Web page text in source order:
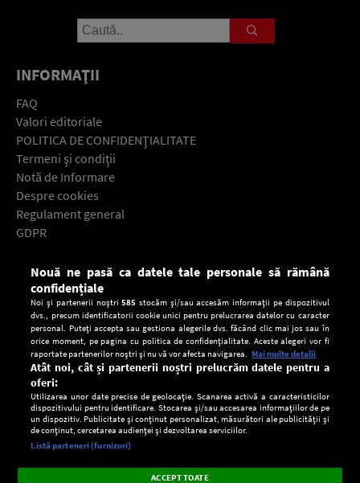
INFORMAŢII
FAQ
Valori editoriale
POLITICA DE CONFIDENŢIALITATE
Termeni şi condiţii
Notă de Informare
Despre cookies
Regulament general
GDPR
Descarcă gratuit aplicaţia Europa FM pentru smartphone:
Setări:
Dark
Radio live, podcasturi, știri și alerte
×
Nouă ne pasă ca datele tale personale să rămână
confidențiale
Noi și partenerii noștri585 stocăm și/sau accesăm informații pe dispozitivul
dvs., precum identificatorii cookie unici pentru prelucrarea datelor cu caracter
personal. Puteți accepta sau gestiona alegerile dvs. făcând clic mai jos sau în
orice moment, pe pagina cu politica de confidențialitate. Aceste alegeri vor fi
raportate partenerilor noștri și nu vă vor afecta navigarea. Mai multe detalii
Atât noi, cât și partenerii noștri prelucrăm datele pentru a
oferi:
Utilizarea unor date precise de geolocație. Scanarea activă a caracteristicilor
dispozitivului pentru identificare. Stocarea și/sau accesarea informațiilor de pe
un dispozitiv. Publicitate și conținut personalizat, măsurători ale publicității și
de conținut, cercetarea audienței și dezvoltarea serviciilor.
Listă parteneri (furnizori)
ACCEPT TOATE